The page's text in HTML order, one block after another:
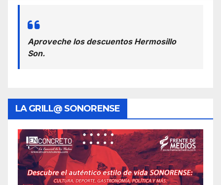
Aproveche los descuentos Hermosillo
Son.
LA GRILL@ SONORENSE